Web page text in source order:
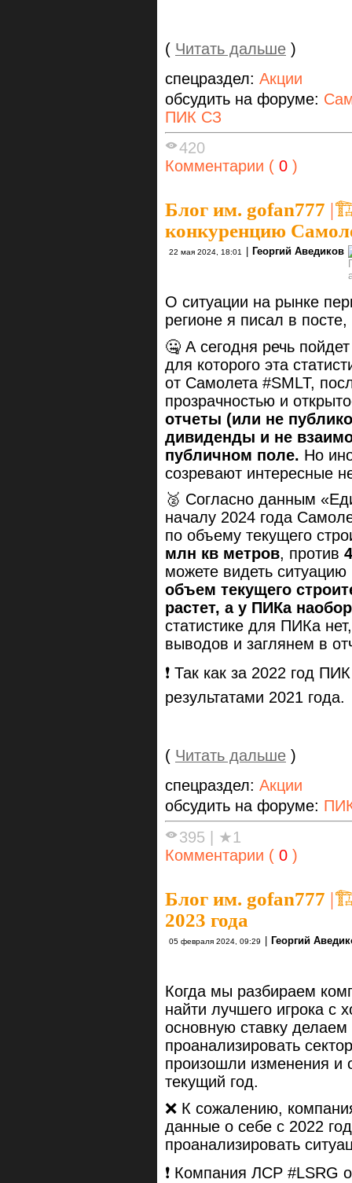
( Читать дальше )
спецраздел: Акции
обсудить на форуме:
ПИК СЗ
420
Комментарии ( 0 )
Блог им. gofan777 |🏗
конкуренцию
22 мая 2024, 18:01 | Георгий Аведиков
О ситуации на рынке
регионе я писал в
🤐 А сегодня речь
для которого эта
от Самолета #SMLT,
прозрачностью и
отчеты (или не
дивиденды и не
публичном поле. Но
созревают интересные
🥈 Согласно данным
началу 2024 года
по объему текущего
млн кв метров, против
можете видеть
объем текущего
растет, а у ПИКа
статистике для ПИКа
выводов и заглянем в
❗️ Так как за 2022 год
результатами 2021 года.
( Читать дальше )
спецраздел: Акции
обсудить на форуме:
395 | ★1
Комментарии ( 0 )
Блог им. gofan777 |🏗
2023 года
05 февраля 2024, 09:29 | Георгий
Когда мы разбираем
найти лучшего игрока с
основную ставку
проанализировать
произошли изменения и
текущий год.
❌ К сожалению,
данные о себе с 2022
проанализировать
❗️ Компания ЛСР #LSRG